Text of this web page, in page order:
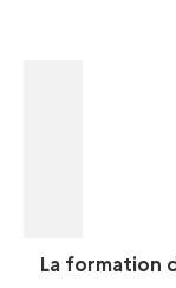
La formation